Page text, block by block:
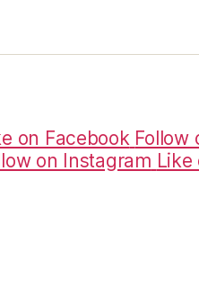
on Facebook Follow
on Instagram Like